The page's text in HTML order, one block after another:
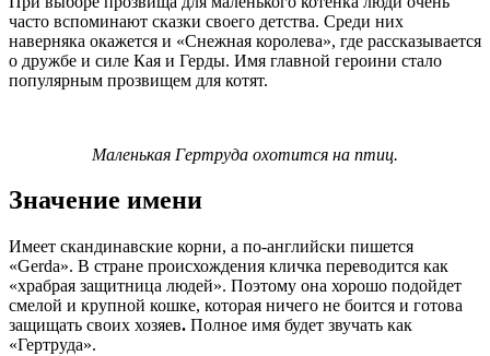
часто вспоминают сказки своего детства. Среди них
наверняка окажется и «Снежная королева», где рассказывается
о дружбе и силе Кая и Герды. Имя главной героини стало
популярным прозвищем для котят.
Маленькая Гертруда охотится на птиц.
Значение имени
Имеет скандинавские корни, а по-английски пишется
«Gerda». В стране происхождения кличка переводится как
«храбрая защитница людей». Поэтому она хорошо подойдет
смелой и крупной кошке, которая ничего не боится и готова
защищать своих хозяев. Полное имя будет звучать как
«Гертруда».